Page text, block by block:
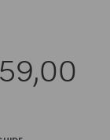
59,00